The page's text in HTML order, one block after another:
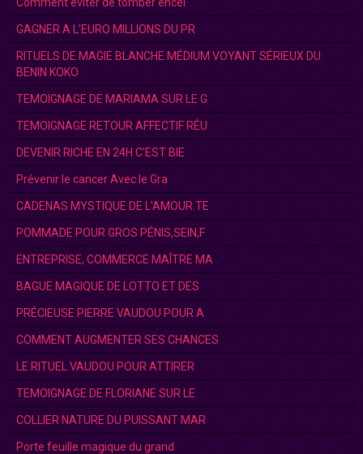
GAGNER A L’EURO MILLIONS DU PR
RITUELS DE MAGIE BLANCHE MÉDIUM VOYANT SÉRIEUX DU
BENIN KOKO
TEMOIGNAGE DE MARIAMA SUR LE G
TEMOIGNAGE RETOUR AFFECTIF RÉU
DEVENIR RICHE EN 24H C’EST BIE
Prévenir le cancer Avec le Gra
CADENAS MYSTIQUE DE L'AMOUR.TE
POMMADE POUR GROS PÉNIS,SEIN,F
ENTREPRISE, COMMERCE MAÎTRE MA
BAGUE MAGIQUE DE LOTTO ET DES
PRÉCIEUSE PIERRE VAUDOU POUR A
COMMENT AUGMENTER SES CHANCES
LE RITUEL VAUDOU POUR ATTIRER
TEMOIGNAGE DE FLORIANE SUR LE
COLLIER NATURE DU PUISSANT MAR
Porte feuille magique du grand